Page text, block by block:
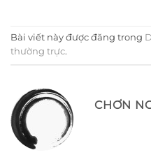
Bài viết này được đăng trong
thường trực.
CHƠN